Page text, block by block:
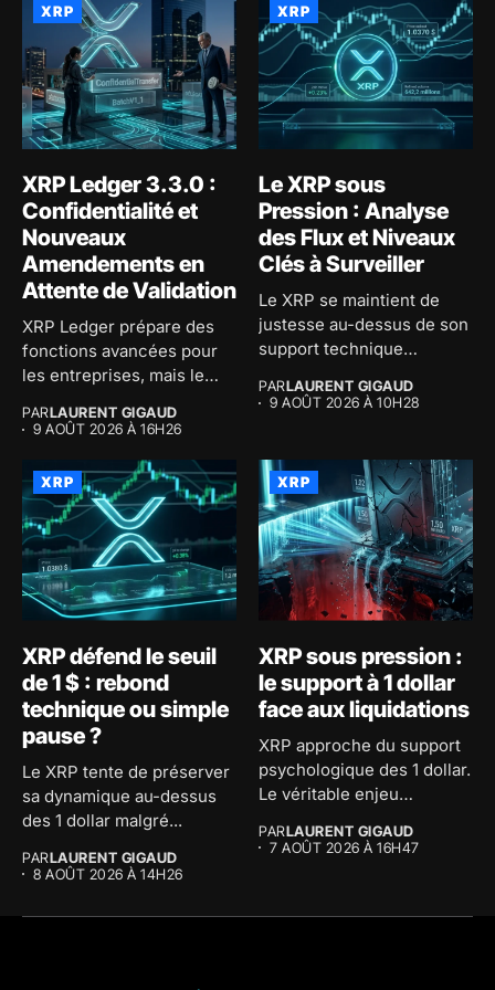
XRP
XRP Ledger 3.3.0 :
Confidentialité et
Nouveaux
Amendements en
Attente de Validation
XRP Ledger prépare des
fonctions avancées pour
les entreprises, mais le
PARLAURENT GIGAUD
9 AOÛT 2026 À 16H26
XRP
Le XRP sous
Pression : Analyse
des Flux et Niveaux
Clés à Surveiller
Le XRP se maintient de
justesse au-dessus de son
support technique
PARLAURENT GIGAUD
9 AOÛT 2026 À 10H28
XRP
XRP défend le seuil
de 1 $ : rebond
technique ou simple
pause ?
Le XRP tente de préserver
sa dynamique au-dessus
des 1 dollar malgré...
PARLAURENT GIGAUD
8 AOÛT 2026 À 14H26
XRP
XRP sous pression :
le support à 1 dollar
face aux liquidations
XRP approche du support
psychologique des 1 dollar.
Le véritable enjeu
PARLAURENT GIGAUD
7 AOÛT 2026 À 16H47